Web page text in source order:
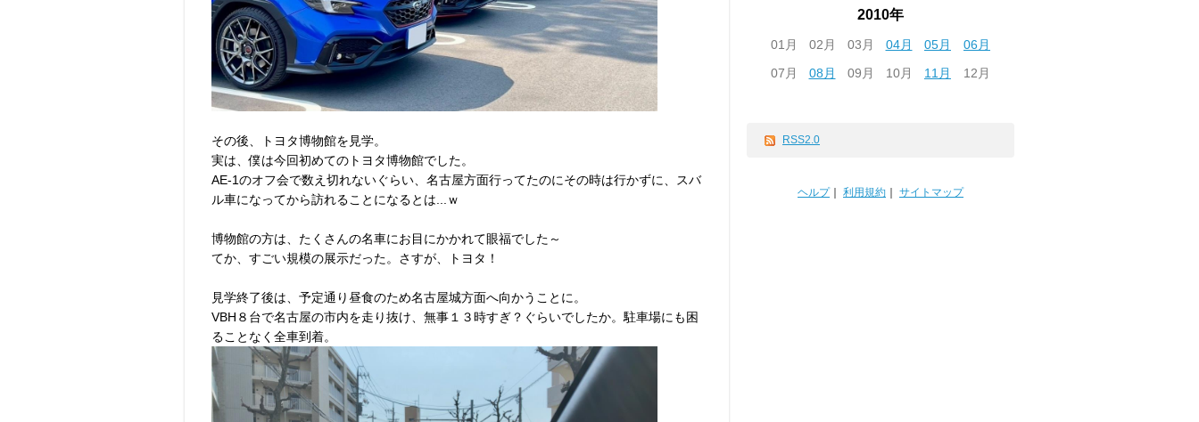
その後、トヨタ博物館を見学。
実は、僕は今回初めてのトヨタ博物館でした。
AE-1のオフ会で数え切れないぐらい、名古屋方面行ってたのにその時は行かずに、スバ
ル車になってから訪れることになるとは...ｗ
博物館の方は、たくさんの名車にお目にかかれて眼福でした～
てか、すごい規模の展示だった。さすが、トヨタ！
見学終了後は、予定通り昼食のため名古屋城方面へ向かうことに。
VBH８台で名古屋の市内を走り抜け、無事１３時すぎ？ぐらいでしたか。駐車場にも困
ることなく全車到着。
2010年
01月 02月 03月 04月 05月
06月
07月
08月 09月 10月 11月 12月
RSS2.0
ヘルプ｜ 利用規約 サイトマップ